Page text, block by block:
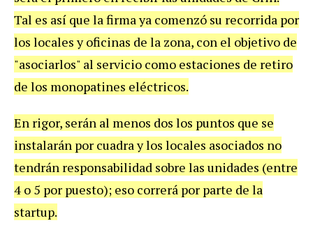
Tal es así que lafirmaya comenzó su recorrida por
los locales y oficinas de la zona, con el objetivo de
"asociarlos" al servicio como estaciones de retiro
de los monopatines eléctricos.
En rigor, serán al menos dos los puntos que se
instalarán por cuadraylos locales asociados no
tendrán responsabilidad sobre las unidades (entre
4 o 5 por puesto); eso correrá por parte de la
startup.